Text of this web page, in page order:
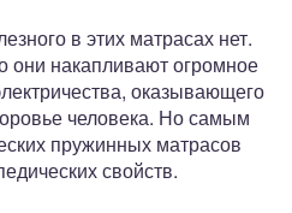
в этих матрасах нет.
они накапливают огромное
оказывающего
человека. Но самым
пружинных матрасов
свойств.